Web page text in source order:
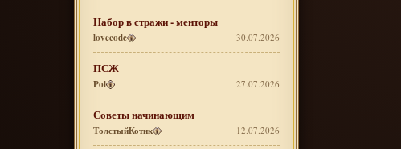
Набор в стражи - менторы
lovecode 30.07.2026
ПСЖ
Pol 27.07.2026
Советы начинающим
ТолстыйКотик 12.07.2026